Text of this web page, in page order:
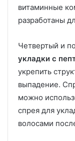
витаминные
разработаны
Четвертый и
укладки с
укрепить
выпадение.
можно
спрея для
волосами